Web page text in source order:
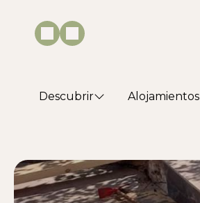
Descubrir Alojamientos